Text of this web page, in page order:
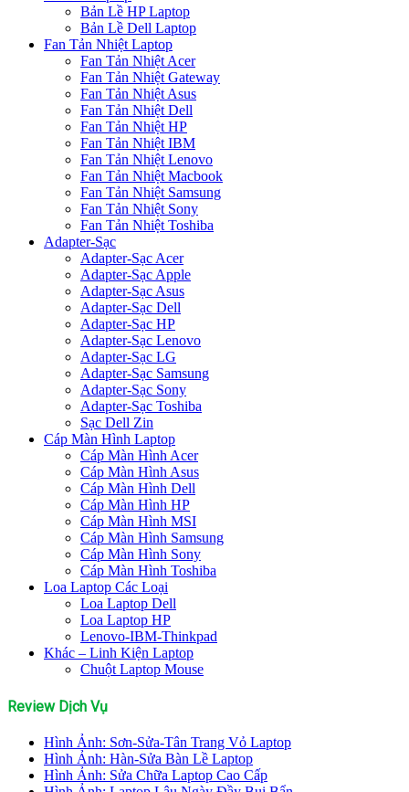
Bản Lề HP Laptop
Bản Lề Dell Laptop
Fan Tản Nhiệt Laptop
Fan Tản Nhiệt Acer
Fan Tản Nhiệt Gateway
Fan Tản Nhiệt Asus
Fan Tản Nhiệt Dell
Fan Tản Nhiệt HP
Fan Tản Nhiệt IBM
Fan Tản Nhiệt Lenovo
Fan Tản Nhiệt Macbook
Fan Tản Nhiệt Samsung
Fan Tản Nhiệt Sony
Fan Tản Nhiệt Toshiba
Adapter-Sạc
Adapter-Sạc Acer
Adapter-Sạc Apple
Adapter-Sạc Asus
Adapter-Sạc Dell
Adapter-Sạc HP
Adapter-Sạc Lenovo
Adapter-Sạc LG
Adapter-Sạc Samsung
Adapter-Sạc Sony
Adapter-Sạc Toshiba
Sạc Dell Zin
Cáp Màn Hình Laptop
Cáp Màn Hình Acer
Cáp Màn Hình Asus
Cáp Màn Hình Dell
Cáp Màn Hình HP
Cáp Màn Hình MSI
Cáp Màn Hình Samsung
Cáp Màn Hình Sony
Cáp Màn Hình Toshiba
Loa Laptop Các Loại
Loa Laptop Dell
Loa Laptop HP
Lenovo-IBM-Thinkpad
Khác – Linh Kiện Laptop
Chuột Laptop Mouse
Review Dịch Vụ
Hình Ảnh: Sơn-Sửa-Tân Trang Vỏ Laptop
Hình Ảnh: Hàn-Sửa Bàn Lề Laptop
Hình Ảnh: Sửa Chữa Laptop Cao Cấp